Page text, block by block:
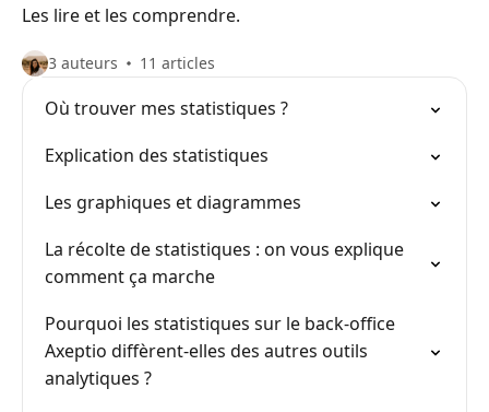
Les lire et les comprendre.
3 auteurs 11 articles
Où trouver mes statistiques ?
Explication des statistiques
Les graphiques et diagrammes
La récolte de statistiques : on vous explique
comment ça marche
Pourquoi les statistiques sur le back-office
Axeptio diffèrent-elles des autres outils
analytiques ?